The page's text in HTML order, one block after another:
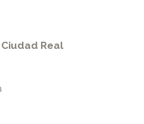
Real